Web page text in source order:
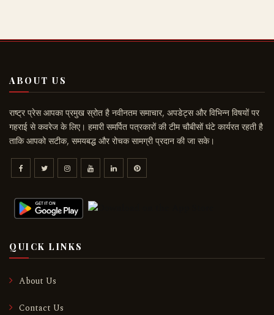
ABOUT US
राष्ट्र प्रेस आपका प्रमुख स्रोत है नवीनतम समाचार, अपडेट्स और विभिन्न विषयों पर
गहराई से कवरेज के लिए। हमारी समर्पित पत्रकारों की टीम चौबीसों घंटे कार्यरत रहती है
ताकि आपको सटीक, समयबद्ध और रोचक सामग्री प्रदान की जा सके।
QUICK LINKS
About Us
Contact Us